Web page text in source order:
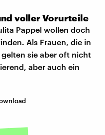
voller Vorurteile
Pappel wollen doch
Als Frauen, die in
sie aber oft nicht
aber auch ein